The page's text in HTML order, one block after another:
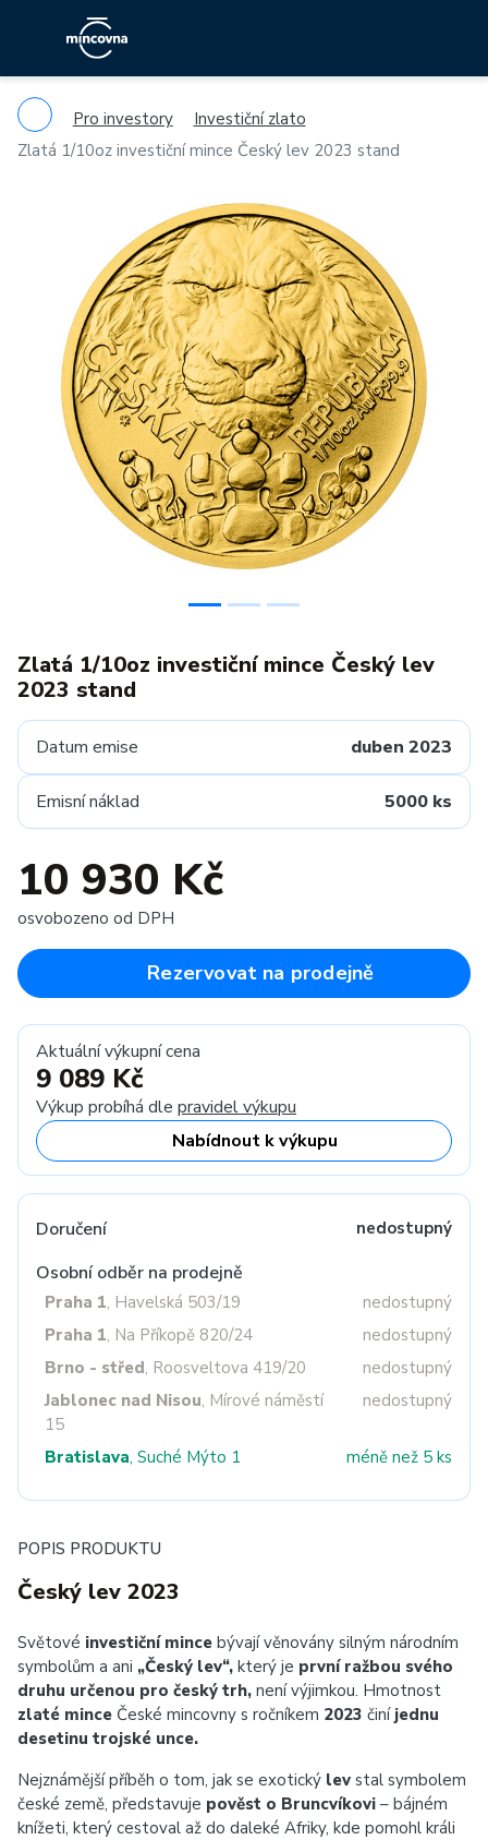
Pro investory
Investiční zlato
Zlatá 1/10oz investiční mince Český lev 2023 stand
Previous
Zlatá 1/10oz investiční mince Český lev
2023 stand
Datum emise duben 2023
Emisní náklad 5000 ks
10 930 Kč
osvobozeno od DPH
Rezervovat na prodejně
Aktuální výkupní cena
9 089 Kč
Výkup probíhá dle pravidel výkupu
Nabídnout k výkupu
Doručení nedostupný
Osobní odběr na prodejně
Praha 1, Havelská 503/19
nedostupný
Praha 1, Na Příkopě 820/24
nedostupný
Brno - střed, Roosveltova 419/20
nedostupný
Jablonec nad Nisou, Mírové náměstí
15
nedostupný
Bratislava, Suché Mýto 1 méně než 5 ks
POPIS PRODUKTU
Český lev 2023
Světové investiční mince bývají věnovány silným národním
symbolům a ani „Český lev“, který je první ražbou svého
druhu určenou pro český trh, není výjimkou. Hmotnost
zlaté mince České mincovny s ročníkem 2023 činí jednu
desetinu trojské unce.
Nejznámější příběh o tom, jak se exotický lev stal symbolem
české země, představuje pověst o Bruncvíkovi – bájném
knížeti, který cestoval až do daleké Afriky, kde pomohl králi